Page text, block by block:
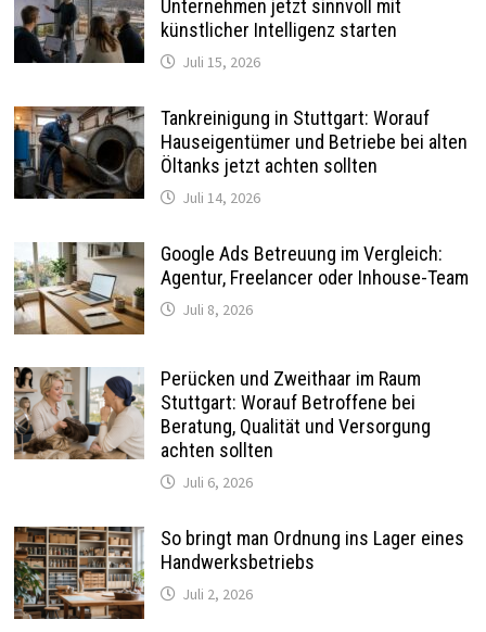
Unternehmen jetzt sinnvoll mit
künstlicher Intelligenz starten
Juli 15, 2026
Tankreinigung in Stuttgart: Worauf
Hauseigentümer und Betriebe bei alten
Öltanks jetzt achten sollten
Juli 14, 2026
Google Ads Betreuung im Vergleich:
Agentur, Freelancer oder Inhouse-Team
Juli 8, 2026
Perücken und Zweithaar im Raum
Stuttgart: Worauf Betroffene bei
Beratung, Qualität und Versorgung
achten sollten
Juli 6, 2026
So bringt man Ordnung ins Lager eines
Handwerksbetriebs
Juli 2, 2026